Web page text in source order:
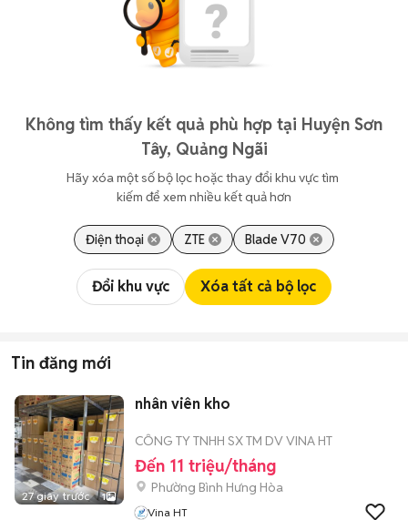
Không tìm thấy kết quả phù hợp tại Huyện Sơn
Tây, Quảng Ngãi
Hãy xóa một số bộ lọc hoặc thay đổi khu vực tìm
kiếm để xem nhiều kết quả hơn
Điện thoại ZTE Blade V70
Đổi khu vực Xóa tất cả bộ lọc
Tin đăng mới
27 giây trước 1
nhân viên kho
CÔNG TY TNHH SX TM DV VINA HT
Đến 11 triệu/tháng
Phường Bình Hưng Hòa
Vina HT